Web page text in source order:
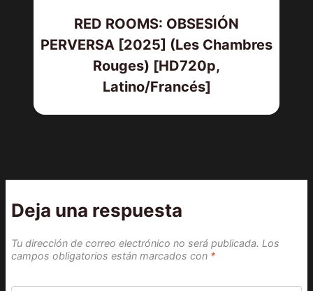
RED ROOMS: OBSESIÓN
PERVERSA [2025] (Les Chambres
Rouges) [HD720p,
Latino/Francés]
Deja una respuesta
Tu dirección de correo electrónico no será publicada. Los
campos obligatorios están marcados con *